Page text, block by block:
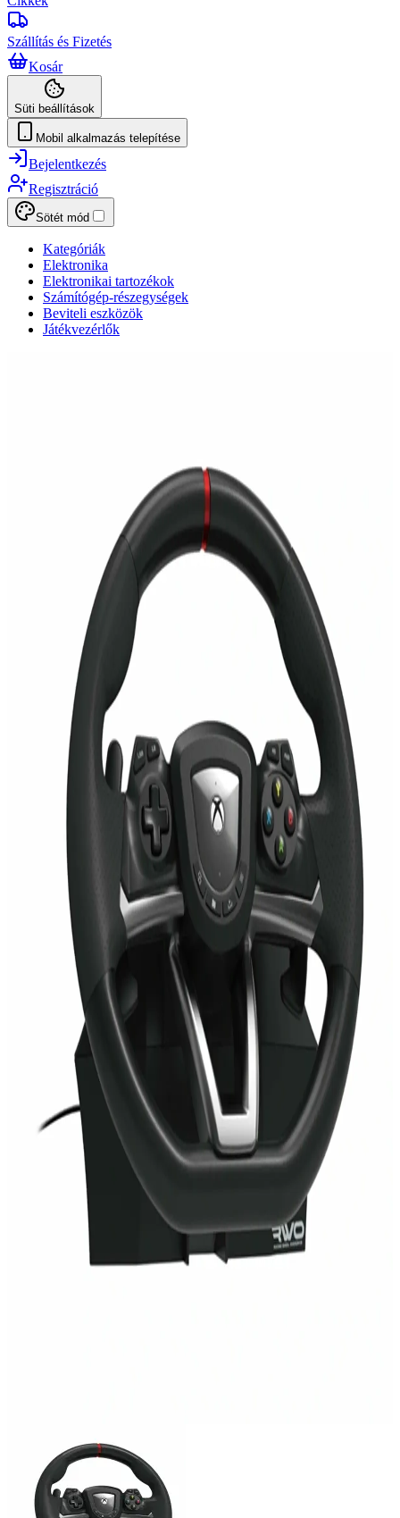
Szállítás és Fizetés
Kosár
Süti beállítások
Mobil alkalmazás telepítése
Bejelentkezés
Regisztráció
Sötét mód
Kategóriák
Elektronika
Elektronikai tartozékok
Számítógép-részegységek
Beviteli eszközök
Játékvezérlők